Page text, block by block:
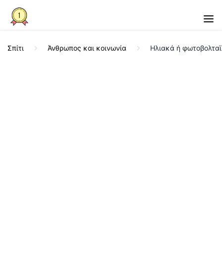
Σπίτι Άνθρωπος και κοινωνία Ηλιακά ή